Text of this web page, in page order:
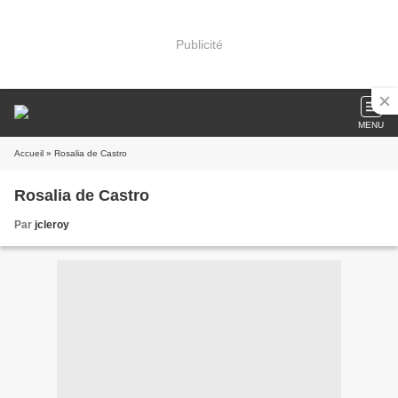
Publicité
MENU
Accueil » Rosalia de Castro
Rosalia de Castro
Par jcleroy